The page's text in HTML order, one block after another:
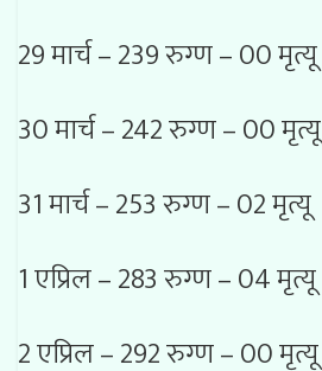
29 मार्च – 239 रुग्ण – 00 मृत्यू
30 मार्च – 242 रुग्ण – 00 मृत्यू
31 मार्च – 253 रुग्ण – 02 मृत्यू
1 एप्रिल – 283 रुग्ण – 04 मृत्यू
2 एप्रिल – 292 रुग्ण – 00 मृत्यू